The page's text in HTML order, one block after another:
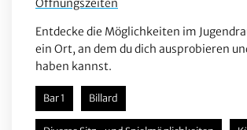
Öffnungszeiten
Entdecke die Möglichkeiten im
ein Ort, an dem du dich ausprobieren
haben kannst.
Bar 1 Billard